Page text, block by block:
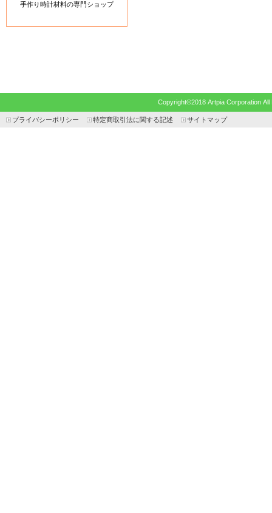
手作り時計材料の専門ショップ
Copyright©2018 Artpia Corporation
プライバシーポリシー 特定商取引法に関する記述 サイトマップ